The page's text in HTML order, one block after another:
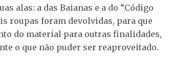
alas: a das Baianas e a do “Código
roupas foram devolvidas, para que
do material para outras finalidades,
o que não puder ser reaproveitado.